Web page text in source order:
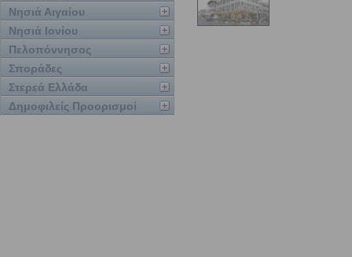
Νησιά Αιγαίου
Νησιά Ιονίου
Πελοπόννησος
Σποράδες
Στερεά Ελλάδα
Δημοφιλείς Προορισμοί